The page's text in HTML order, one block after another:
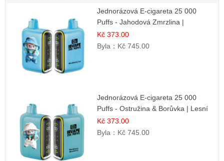
Jednorázová E-cigareta 25 000
Puffs - Jahodová Zmrzlina |
Krémová sladká příchuť
Kč 373.00
Byla： Kč 745.00
Jednorázová E-cigareta 25 000
Puffs - Ostružina & Borůvka | Lesní
ovocná směs
Kč 373.00
Byla： Kč 745.00